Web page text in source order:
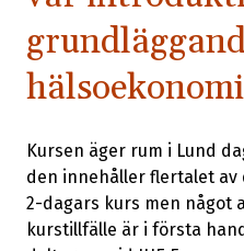
Kursen äger rum i Lund
den innehåller flertalet av
2-dagars kurs men något
kurstillfälle är i första